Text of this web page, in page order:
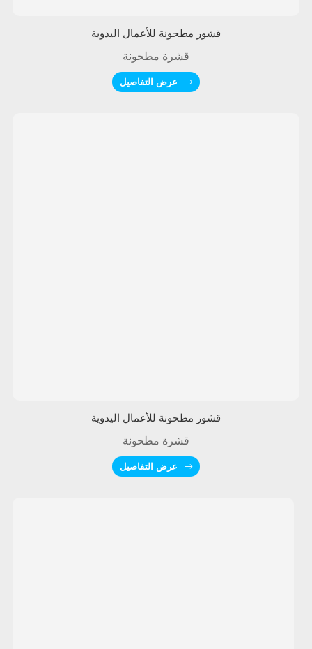
قشور مطحونة للأعمال اليدوية
قشرة مطحونة
عرض التفاصيل
قشور مطحونة للأعمال اليدوية
قشرة مطحونة
عرض التفاصيل